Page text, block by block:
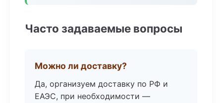
Часто задаваемые вопросы
Можно ли доставку?
Да, организуем доставку по РФ и
ЕАЭС, при необходимости —